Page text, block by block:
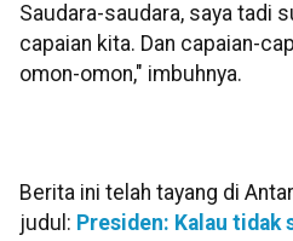
Saudara-saudara, saya tadi
capaian kita. Dan capaian-
omon-omon," imbuhnya.
Berita ini telah tayang di
judul: Presiden: Kalau tidak